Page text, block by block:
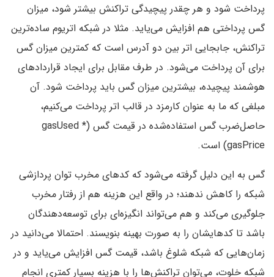
پرداخت شود و هر چقدر پیچیدگی تراکنش بیشتر شود، میزان
گس پرداختی هم افزایش می‌یاید. مثلا در شبکه اتریوم ساده‌ترین
تراکنش، جابجایی اتر بین دو آدرس است که کمترین میزان گس
برای آن پرداخت می‌شود. در طرف مقابل برای ایجاد قراردادهای
هوشمند پیچیده، بیشترین میزان گس باید پرداخت شود. آن
مبلغی که ما به عنوان کارمزد در قالب اتر پرداخت می‌کنیم،
حاصل‌ضرب گس استفاده‌شده در قیمت گس (gasUsed *
gasPrice) است.
گس به این دلیل گرفته می‌شود که کدهای مخرب توان پردازشی
شبکه را کاهش ندهند؛ در واقع این هزینه هم از رفتار مخرب
جلوگیری می‌کند و هم می‌تواند انگیزه‌ای برای توسعه‌دهندگان
باشد تا کدهایشان را به صورت بهینه بنویسند. احتمالا می‌دانید در
زمان‌هایی که شبکه شلوغ باشد، قیمت گس افزایش می‌یاید و در
شبکه خلوت، می‌توان تراکنش‌ها را با هزینه بسیار کمتری انجام